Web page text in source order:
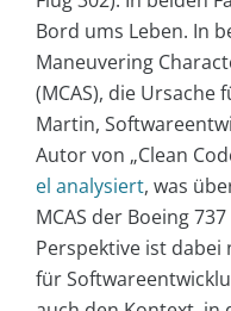
Bord ums Leben. In
Maneuvering
(MCAS), die Ursache
Martin,
Autor von „Clean
el analysiert, was
MCAS der Boeing
Perspektive ist dabei
für